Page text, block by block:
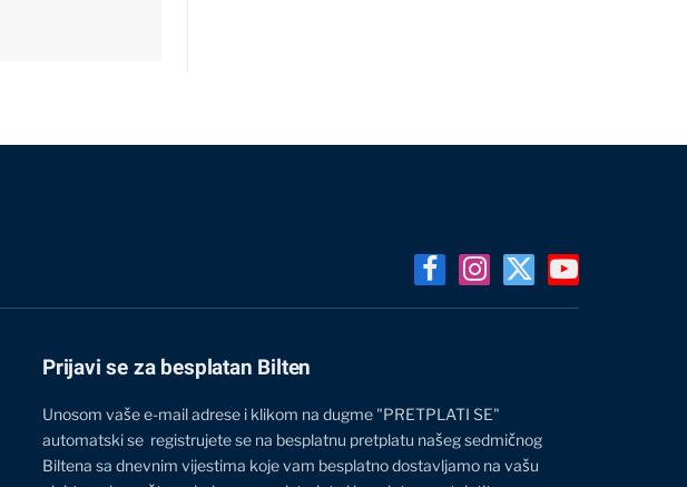
FacebookInstagram
X
(Twitter)
YouTube
Prijavi se za besplatan Bilten
Unosom vaše e-mail adrese i klikom na dugme "PRETPLATI SE"
automatski se registrujete se na besplatnu pretplatu našeg sedmičnog
Biltena sa dnevnim vijestima koje vam besplatno dostavljamo na vašu